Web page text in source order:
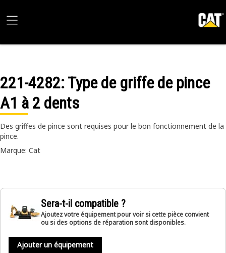
221-4282: Type de griffe de pince
A1 à 2 dents
Des griffes de pince sont requises pour le bon fonctionnement de la
pince.
Marque: Cat
Sera-t-il compatible ?
Ajoutez votre équipement pour voir si cette pièce convient
ou si des options de réparation sont disponibles.
Ajouter un équipement